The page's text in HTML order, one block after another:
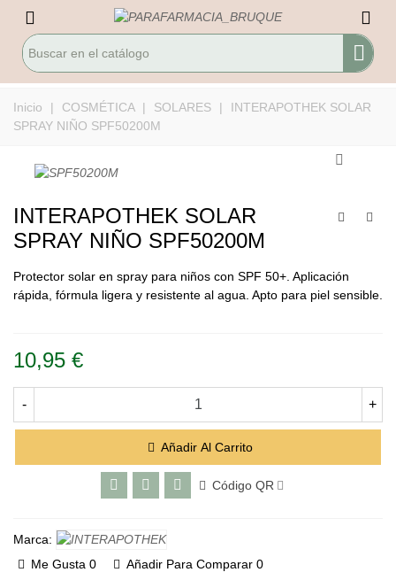
Inicio | COSMÉTICA | SOLARES |
INTERAPOTHEK SOLAR
SPRAY NIÑO SPF50200M
INTERAPOTHEK SOLAR
SPRAY NIÑO SPF50200M
Protector solar en spray para niños con SPF 50+. Aplicación
rápida, fórmula ligera y resistente al agua. Apto para piel sensible.
10,95 €
- +
Añadir Al Carrito
Código QR
Marca:
Me Gusta 0 Añadir Para Comparar 0